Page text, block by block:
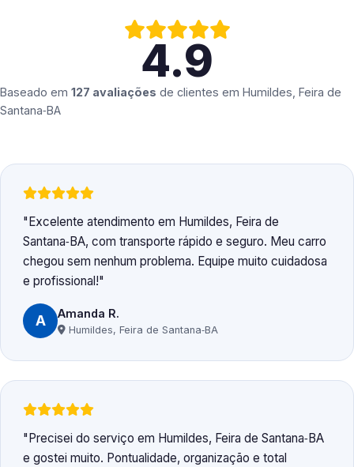
4.9
Baseado em 127 avaliações de clientes em Humildes, Feira de
Santana‑BA
Excelente atendimento em Humildes, Feira de
Santana‑BA, com transporte rápido e seguro. Meu carro
chegou sem nenhum problema. Equipe muito cuidadosa
e profissional!
A Amanda R.
Humildes, Feira de Santana‑BA
Precisei do serviço em Humildes, Feira de Santana‑BA
e gostei muito. Pontualidade, organização e total